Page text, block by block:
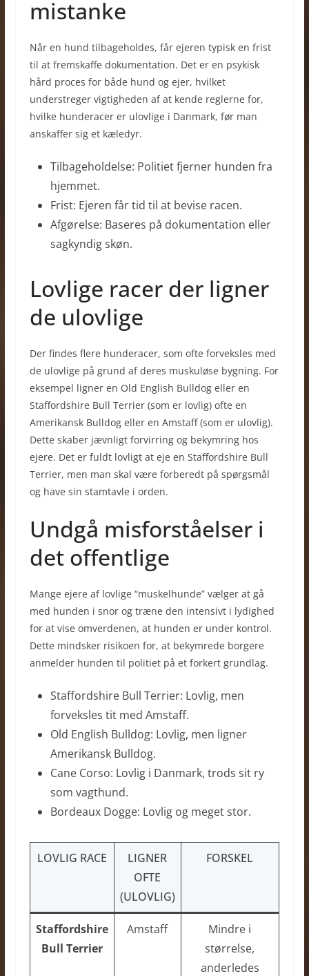
mistanke
Når en hund tilbageholdes, får ejeren typisk en frist
til at fremskaffe dokumentation. Det er en psykisk
hård proces for både hund og ejer, hvilket
understreger vigtigheden af at kende reglerne for,
hvilke hunderacer er ulovlige i Danmark, før man
anskaffer sig et kæledyr.
Tilbageholdelse: Politiet fjerner hunden fra
hjemmet.
Frist: Ejeren får tid til at bevise racen.
Afgørelse: Baseres på dokumentation eller
sagkyndig skøn.
Lovlige racer der ligner
de ulovlige
Der findes flere hunderacer, som ofte forveksles med
de ulovlige på grund af deres muskuløse bygning. For
eksempel ligner en Old English Bulldog eller en
Staffordshire Bull Terrier (som er lovlig) ofte en
Amerikansk Bulldog eller en Amstaff (som er ulovlig).
Dette skaber jævnligt forvirring og bekymring hos
ejere. Det er fuldt lovligt at eje en Staffordshire Bull
Terrier, men man skal være forberedt på spørgsmål
og have sin stamtavle i orden.
Undgå misforståelser i
det offentlige
Mange ejere af lovlige “muskelhunde” vælger at gå
med hunden i snor og træne den intensivt i lydighed
for at vise omverdenen, at hunden er under kontrol.
Dette mindsker risikoen for, at bekymrede borgere
anmelder hunden til politiet på et forkert grundlag.
Staffordshire Bull Terrier: Lovlig, men
forveksles tit med Amstaff.
Old English Bulldog: Lovlig, men ligner
Amerikansk Bulldog.
Cane Corso: Lovlig i Danmark, trods sit ry
som vagthund.
Bordeaux Dogge: Lovlig og meget stor.
LOVLIG RACE
LIGNER
OFTE
(ULOVLIG)
FORSKEL
Staffordshire
Bull Terrier
Amstaff
Mindre i
størrelse,
anderledes